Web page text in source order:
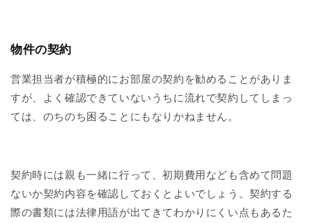
物件の契約
営業担当者が積極的にお部屋の契約を勧めることがありま
すが、よく確認できていないうちに流れで契約してしまっ
ては、のちのち困ることにもなりかねません。
契約時には親も一緒に行って、初期費用なども含めて問題
ないか契約内容を確認しておくとよいでしょう。契約する
際の書類には法律用語が出てきてわかりにくい点もあるた